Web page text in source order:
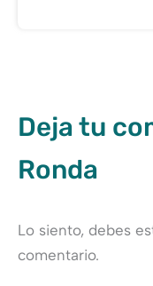
Deja tu
Ronda
Lo siento, debes
comentario.